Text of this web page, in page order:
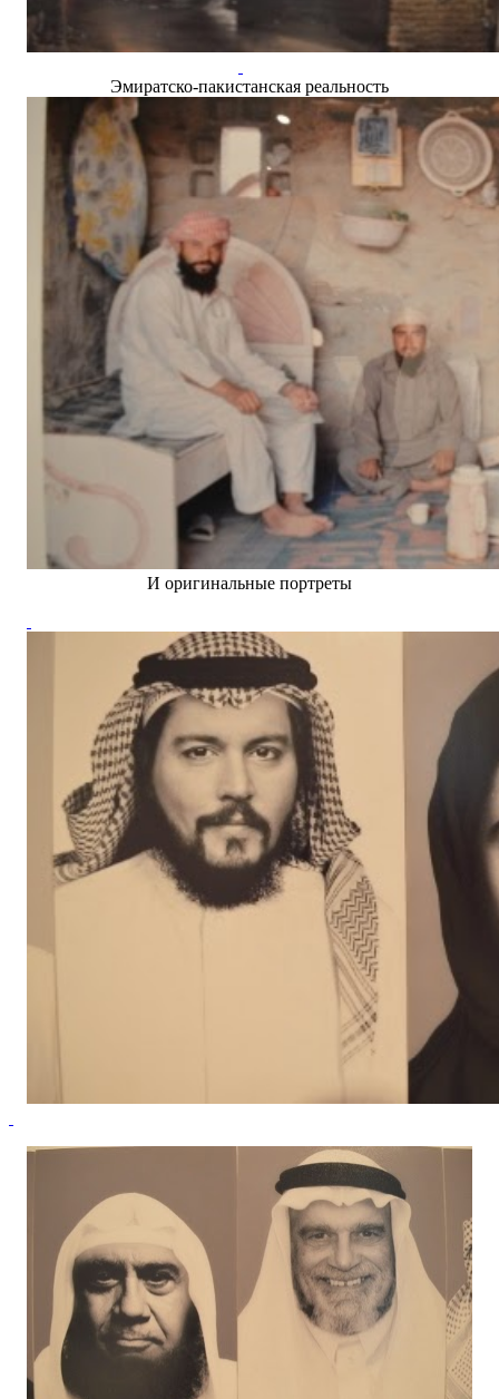
Эмиратско-пакистанская реальность
И оригинальные портреты